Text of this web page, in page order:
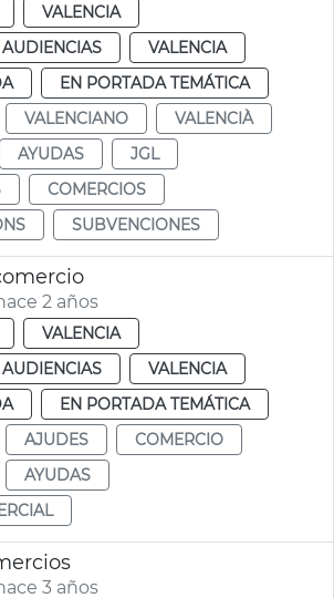
VALENCIA
VALENCIA
EN PORTADA TEMÁTICA
VALENCIANO
VALENCIÀ
AYUDAS
JGL
COMERCIOS
SUBVENCIONES
2 años
VALENCIA
VALENCIA
EN PORTADA TEMÁTICA
AJUDES
COMERCIO
AYUDAS
3 años